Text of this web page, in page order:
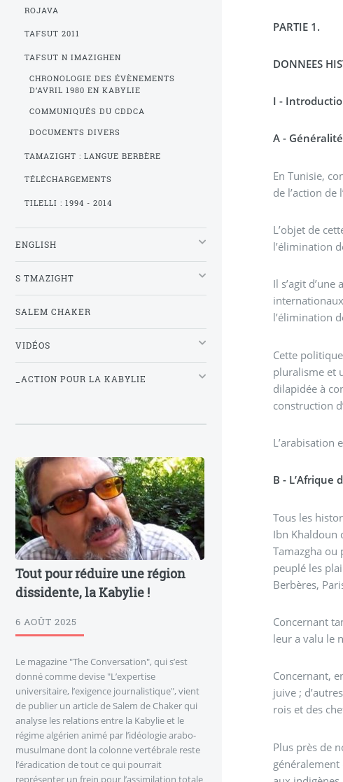
PARTIE 1.
DONNEES
I -
A -
En Tunisie,
de l’action
L’objet de
l’élimination
Il s’agit
l’élimination
Cette politique qui confine à un
pluralisme et
dilapidée à
construction
B - L’Afrique
Tous les
Ibn Khaldoun
Tamazgha ou
peuplé les
Berbères,
Concernant
leur a valu le
Concernant,
juive ;
rois et des
Plus près de
généralement
ROJAVA
TAFSUT 2011
TAFSUT N IMAZIGHEN
CHRONOLOGIE DES ÉVÈNEMENTS
D’AVRIL 1980 EN KABYLIE
COMMUNIQUÉS DU CDDCA
DOCUMENTS DIVERS
TAMAZIGHT : LANGUE BERBÈRE
TÉLÉCHARGEMENTS
TILELLI : 1994 - 2014
ENGLISH
S TMAZIGHT
SALEM CHAKER
VIDÉOS
_ACTION POUR LA KABYLIE
Tout pour réduire une région
dissidente, la Kabylie !
6 AOÛT 2025
Le magazine "The Conversation", qui s’est
donné comme devise "L’expertise
universitaire, l’exigence journalistique", vient
de publier un article de Salem de Chaker qui
analyse les relations entre la Kabylie et le
régime algérien animé par l’idéologie arabo-
musulmane dont la colonne vertébrale reste
l’éradication de tout ce qui pourrait
représenter un frein pour l’assimilation totale